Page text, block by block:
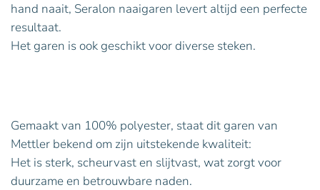
hand naait, Seralon naaigaren levert altijd een perfecte
resultaat.
Het garen is ook geschikt voor diverse steken.
Gemaakt van 100% polyester, staat dit garen van
Mettler bekend om zijn uitstekende kwaliteit:
Het is sterk, scheurvast en slijtvast, wat zorgt voor
duurzame en betrouwbare naden.